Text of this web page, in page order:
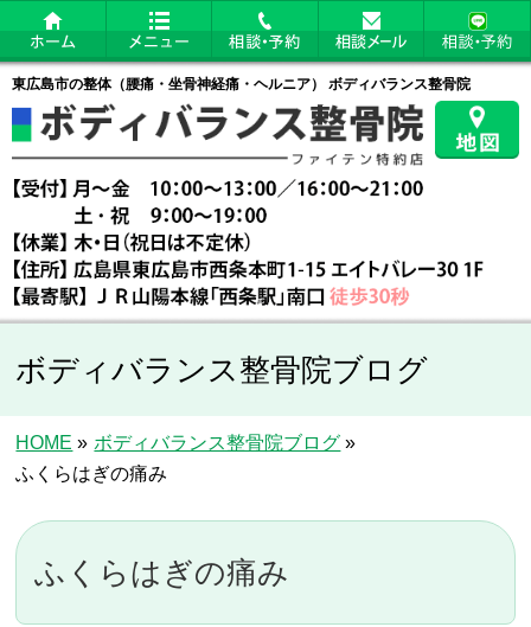
東広島市の整体（腰痛・坐骨神経痛・ヘルニア） ボディバランス整骨院
ボディバランス整骨院ブログ
HOME » ボディバランス整骨院ブログ »
ふくらはぎの痛み
ふくらはぎの痛み